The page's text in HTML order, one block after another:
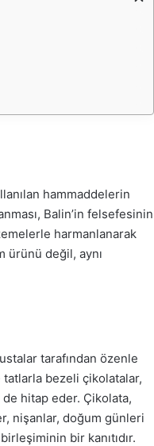
hammaddelerin
Balin’in felsefesinin
harmanlanarak
ürünü değil, aynı
tarafından özenle
tatlarla bezeli çikolatalar,
hitap eder. Çikolata,
nişanlar, doğum günleri
bir kanıtıdır.